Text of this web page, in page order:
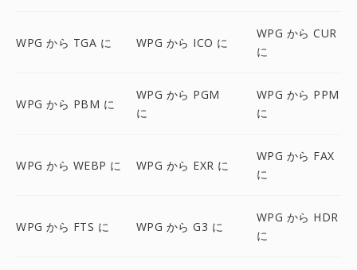
WPG から TGA に WPG から ICO に
WPG から CUR
に
WPG から PBM に
WPG から PGM
に
WPG から PPM
に
WPG から WEBP に WPG から EXR に
WPG から FAX
に
WPG から FTS に WPG から G3 に
WPG から HDR
に